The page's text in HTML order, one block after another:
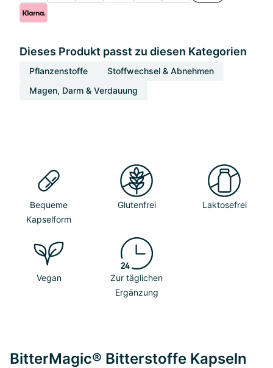
Dieses Produkt passt zu diesen Kategorien
Pflanzenstoffe
Stoffwechsel & Abnehmen
Magen, Darm & Verdauung
Bequeme
Kapselform
Glutenfrei Laktosefrei
Vegan
Zur täglichen
Ergänzung
BitterMagic® Bitterstoffe Kapseln